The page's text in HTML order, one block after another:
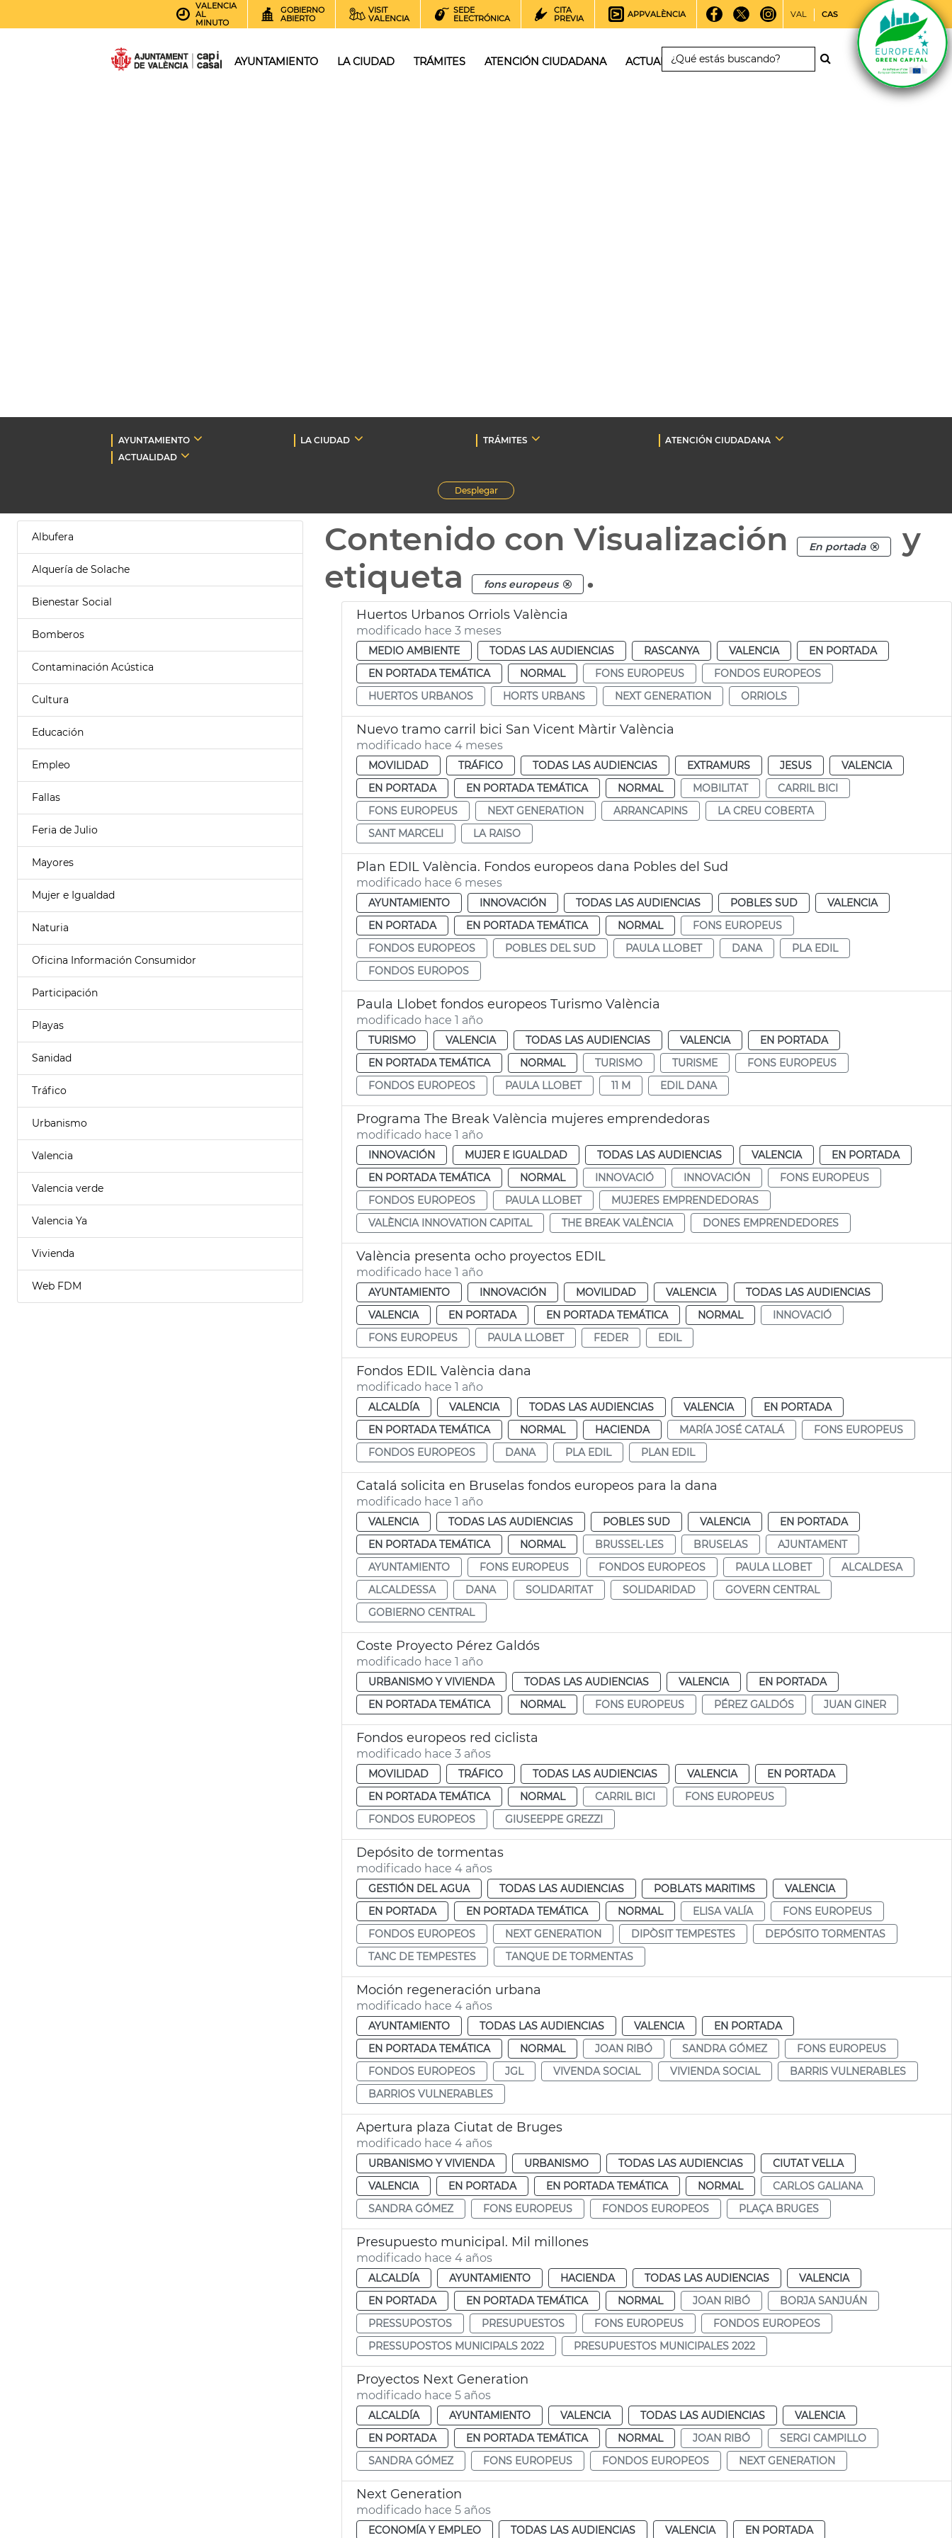
VALENCIA
AL
MINUTO
GOBIERNO
ABIERTO
VISIT
VALENCIA
SEDE
ELECTRÓNICA
CITA
PREVIA
APPVALÈNCIA VAL CAS
AYUNTAMIENTO LA CIUDAD TRÁMITES ATENCIÓN CIUDADANA ACTUALIDAD
AYUNTAMIENTO LA CIUDAD TRÁMITES
ATENCIÓN CIUDADANA
ACTUALIDAD
Desplegar
Albufera
Alquería de Solache
Bienestar Social
Bomberos
Contaminación Acústica
Cultura
Educación
Empleo
Fallas
Feria de Julio
Mayores
Mujer e Igualdad
Naturia
Oficina Información Consumidor
Participación
Playas
Sanidad
Tráfico
Urbanismo
Valencia
Valencia verde
Valencia Ya
Vivienda
Web FDM
Contenido con Visualización En portada
y
etiqueta
fons europeus .
Huertos Urbanos Orriols València
modificado hace 3 meses
MEDIO AMBIENTE TODAS LAS AUDIENCIAS RASCANYA VALENCIA
EN PORTADA
EN PORTADA TEMÁTICA
NORMAL FONS EUROPEUS
FONDOS EUROPEOS
HUERTOS URBANOS
HORTS URBANS NEXT GENERATION ORRIOLS
Nuevo tramo carril bici San Vicent Màrtir València
modificado hace 4 meses
MOVILIDAD TRÁFICO TODAS LAS AUDIENCIAS EXTRAMURS JESUS
VALENCIA
EN PORTADA
EN PORTADA TEMÁTICA NORMAL MOBILITAT
CARRIL BICI
FONS EUROPEUS
NEXT GENERATION ARRANCAPINS
LA CREU COBERTA
SANT MARCELI
LA RAISO
Plan EDIL València. Fondos europeos dana Pobles del Sud
modificado hace 6 meses
AYUNTAMIENTO INNOVACIÓN TODAS LAS AUDIENCIAS POBLES SUD
VALENCIA
EN PORTADA
EN PORTADA TEMÁTICA NORMAL
FONS EUROPEUS
FONDOS EUROPEOS
POBLES DEL SUD PAULA LLOBET DANA
PLA EDIL
FONDOS EUROPOS
Paula Llobet fondos europeos Turismo València
modificado hace 1 año
TURISMO VALENCIA TODAS LAS AUDIENCIAS VALENCIA
EN PORTADA
EN PORTADA TEMÁTICA
NORMAL TURISMO TURISME
FONS EUROPEUS
FONDOS EUROPEOS
PAULA LLOBET 11 M EDIL DANA
Programa The Break València mujeres emprendedoras
modificado hace 1 año
INNOVACIÓN MUJER E IGUALDAD TODAS LAS AUDIENCIAS VALENCIA
EN PORTADA
EN PORTADA TEMÁTICA
NORMAL INNOVACIÓ INNOVACIÓN
FONS EUROPEUS
FONDOS EUROPEOS
PAULA LLOBET
MUJERES EMPRENDEDORAS
VALÈNCIA INNOVATION CAPITAL
THE BREAK VALÈNCIA DONES EMPRENDEDORES
València presenta ocho proyectos EDIL
modificado hace 1 año
AYUNTAMIENTO INNOVACIÓN MOVILIDAD VALENCIA
TODAS LAS AUDIENCIAS
VALENCIA
EN PORTADA EN PORTADA TEMÁTICA NORMAL
INNOVACIÓ
FONS EUROPEUS
PAULA LLOBET FEDER EDIL
Fondos EDIL València dana
modificado hace 1 año
ALCALDÍA VALENCIA TODAS LAS AUDIENCIAS VALENCIA
EN PORTADA
EN PORTADA TEMÁTICA
NORMAL HACIENDA MARÍA JOSÉ CATALÁ
FONS EUROPEUS
FONDOS EUROPEOS
DANA PLA EDIL PLAN EDIL
Catalá solicita en Bruselas fondos europeos para la dana
modificado hace 1 año
VALENCIA TODAS LAS AUDIENCIAS POBLES SUD VALENCIA
EN PORTADA
EN PORTADA TEMÁTICA
NORMAL BRUSSEL·LES BRUSELAS
AJUNTAMENT
AYUNTAMIENTO
FONS EUROPEUS FONDOS EUROPEOS PAULA LLOBET
ALCALDESA
ALCALDESSA
DANA SOLIDARITAT SOLIDARIDAD
GOVERN CENTRAL
GOBIERNO CENTRAL
Coste Proyecto Pérez Galdós
modificado hace 1 año
URBANISMO Y VIVIENDA TODAS LAS AUDIENCIAS VALENCIA
EN PORTADA
EN PORTADA TEMÁTICA
NORMAL FONS EUROPEUS PÉREZ GALDÓS JUAN GINER
Fondos europeos red ciclista
modificado hace 3 años
MOVILIDAD TRÁFICO TODAS LAS AUDIENCIAS VALENCIA
EN PORTADA
EN PORTADA TEMÁTICA
NORMAL CARRIL BICI
FONS EUROPEUS
FONDOS EUROPEOS
GIUSEEPPE GREZZI
Depósito de tormentas
modificado hace 4 años
GESTIÓN DEL AGUA TODAS LAS AUDIENCIAS POBLATS MARITIMS
VALENCIA
EN PORTADA
EN PORTADA TEMÁTICA NORMAL ELISA VALÍA
FONS EUROPEUS
FONDOS EUROPEOS
NEXT GENERATION DIPÒSIT TEMPESTES
DEPÓSITO TORMENTAS
TANC DE TEMPESTES
TANQUE DE TORMENTAS
Moción regeneración urbana
modificado hace 4 años
AYUNTAMIENTO TODAS LAS AUDIENCIAS VALENCIA
EN PORTADA
EN PORTADA TEMÁTICA
NORMAL JOAN RIBÓ SANDRA GÓMEZ
FONS EUROPEUS
FONDOS EUROPEOS
JGL VIVENDA SOCIAL VIVIENDA SOCIAL
BARRIS VULNERABLES
BARRIOS VULNERABLES
Apertura plaza Ciutat de Bruges
modificado hace 4 años
URBANISMO Y VIVIENDA URBANISMO TODAS LAS AUDIENCIAS
CIUTAT VELLA
VALENCIA
EN PORTADA EN PORTADA TEMÁTICA NORMAL
CARLOS GALIANA
SANDRA GÓMEZ
FONS EUROPEUS FONDOS EUROPEOS PLAÇA BRUGES
Presupuesto municipal. Mil millones
modificado hace 4 años
ALCALDÍA AYUNTAMIENTO HACIENDA TODAS LAS AUDIENCIAS
VALENCIA
EN PORTADA
EN PORTADA TEMÁTICA NORMAL JOAN RIBÓ
BORJA SANJUÁN
PRESSUPOSTOS
PRESUPUESTOS FONS EUROPEUS
FONDOS EUROPEOS
PRESSUPOSTOS MUNICIPALS 2022
PRESUPUESTOS MUNICIPALES 2022
Proyectos Next Generation
modificado hace 5 años
ALCALDÍA AYUNTAMIENTO VALENCIA TODAS LAS AUDIENCIAS
VALENCIA
EN PORTADA
EN PORTADA TEMÁTICA NORMAL JOAN RIBÓ
SERGI CAMPILLO
SANDRA GÓMEZ
FONS EUROPEUS FONDOS EUROPEOS NEXT GENERATION
Next Generation
modificado hace 5 años
ECONOMÍA Y EMPLEO TODAS LAS AUDIENCIAS VALENCIA EN PORTADA